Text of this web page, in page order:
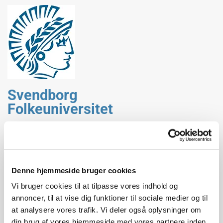
Denne hjemmeside bruger cookies
Vi bruger cookies til at tilpasse vores indhold og
annoncer, til at vise dig funktioner til sociale medier og til
at analysere vores trafik. Vi deler også oplysninger om
Svendborg
Folkeuniversitet
Nye kilder i 1900-tallet
Torsdag d. 28. oktober 2020 kl. 19.00 – 21.30
Sted:Skallen, Møllergade 99, Svendborg.